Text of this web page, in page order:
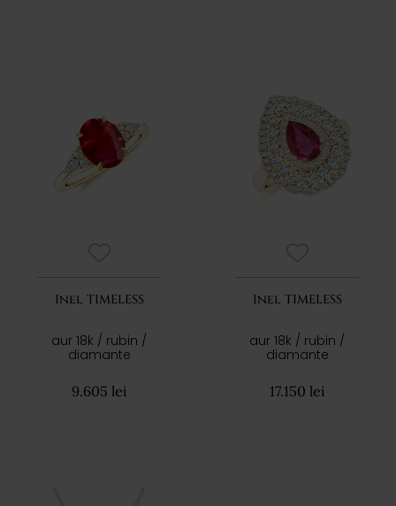
Inel TIMELESS
aur 18k / rubin /
diamante
9.605 lei
Inel TIMELESS
aur 18k / rubin /
diamante
17.150 lei